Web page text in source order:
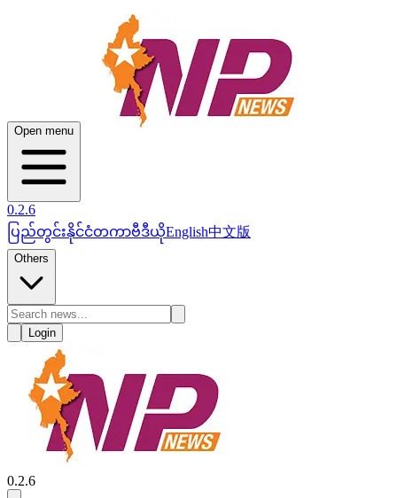
Open menu
0.2.6
ပြည်တွင်းနိုင်ငံတကာဗီဒီယိုEnglish中文版
Others
Login
0.2.6